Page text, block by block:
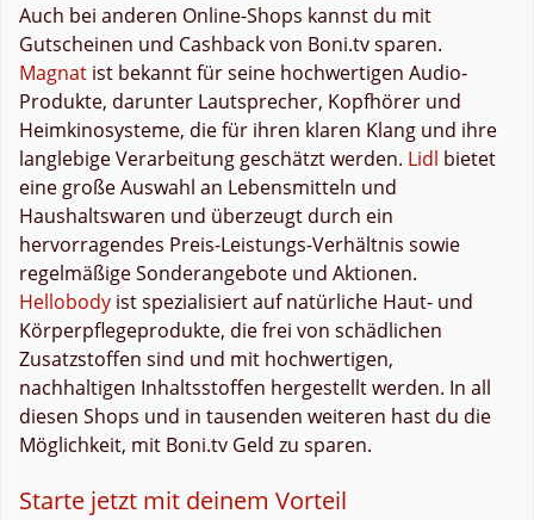
Auch bei anderen Online-Shops kannst du mit
Gutscheinen und Cashback von Boni.tv sparen.
Magnat ist bekannt für seine hochwertigen Audio-
Produkte, darunter Lautsprecher, Kopfhörer und
Heimkinosysteme, die für ihren klaren Klang und ihre
langlebige Verarbeitung geschätzt werden. Lidl bietet
eine große Auswahl an Lebensmitteln und
Haushaltswaren und überzeugt durch ein
hervorragendes Preis-Leistungs-Verhältnis sowie
regelmäßige Sonderangebote und Aktionen.
Hellobody ist spezialisiert auf natürliche Haut- und
Körperpflegeprodukte, die frei von schädlichen
Zusatzstoffen sind und mit hochwertigen,
nachhaltigen Inhaltsstoffen hergestellt werden. In all
diesen Shops und in tausenden weiteren hast du die
Möglichkeit, mit Boni.tv Geld zu sparen.
Starte jetzt mit deinem Vorteil